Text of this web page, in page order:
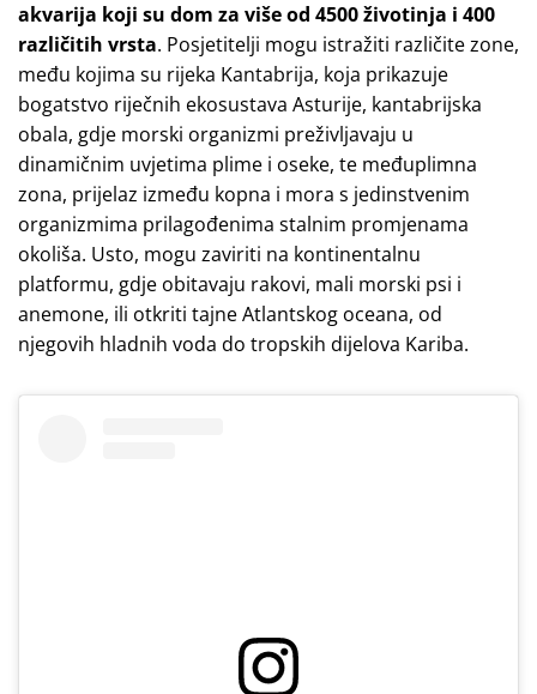
akvarija koji su dom za više od 4500 životinja i 400
različitih vrsta. Posjetitelji mogu istražiti različite zone,
među kojima su rijeka Kantabrija, koja prikazuje
bogatstvo riječnih ekosustava Asturije, kantabrijska
obala, gdje morski organizmi preživljavaju u
dinamičnim uvjetima plime i oseke, te međuplimna
zona, prijelaz između kopna i mora s jedinstvenim
organizmima prilagođenima stalnim promjenama
okoliša. Usto, mogu zaviriti na kontinentalnu
platformu, gdje obitavaju rakovi, mali morski psi i
anemone, ili otkriti tajne Atlantskog oceana, od
njegovih hladnih voda do tropskih dijelova Kariba.